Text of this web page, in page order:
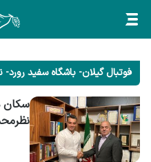
فوتبال گیلان- باشگاه سفید